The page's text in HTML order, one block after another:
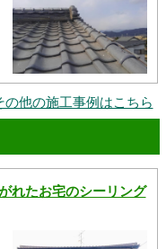
の他の施工事例はこちら
れたお宅のシーリング